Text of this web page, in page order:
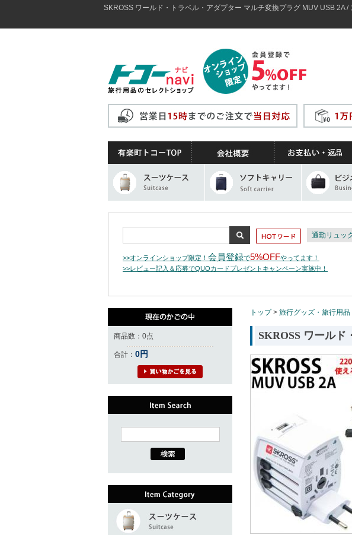
SKROSS ワールド・トラベル・アダプター マルチ変換プラグ MUV USB 2A
通勤リュッ
>>オンラインショップ限定！ 会員登録で5%OFFやってます！
>>レビュー記入＆応募でQUOカードプレゼントキャンペーン実施中！
商品数：0点
合計： 0円
トップ> 旅行グッズ・旅行用品
SKROSS ワール